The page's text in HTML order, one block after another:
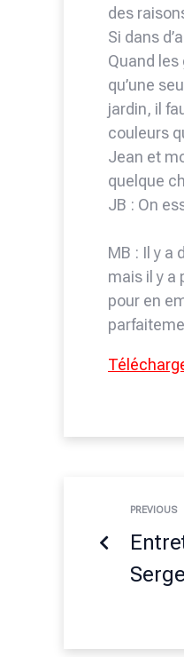
des
Si dans
Quand les
qu’une
jardin, il
couleurs
Jean et
quelque
JB : On
MB : Il y a
mais il y a
pour en
PREVIOUS